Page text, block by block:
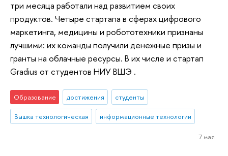
три месяца работали над развитием своих
продуктов. Четыре стартапа в сферах цифрового
маркетинга, медицины и робототехники признаны
лучшими: их команды получили денежные призы и
гранты на облачные ресурсы. В их числе и стартап
Gradius от студентов НИУ ВШЭ .
Образование достижения студенты
Вышка технологическая информационные технологии
7 мая